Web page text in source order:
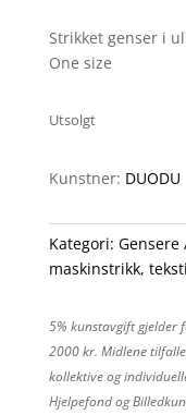
Strikket genser i
One size
Utsolgt
Kunstner: DUODU
Kategori: Gensere
maskinstrikk,
5% kunstavgift gjelder
2000 kr. Midlene
kollektive og
Hjelpefond og